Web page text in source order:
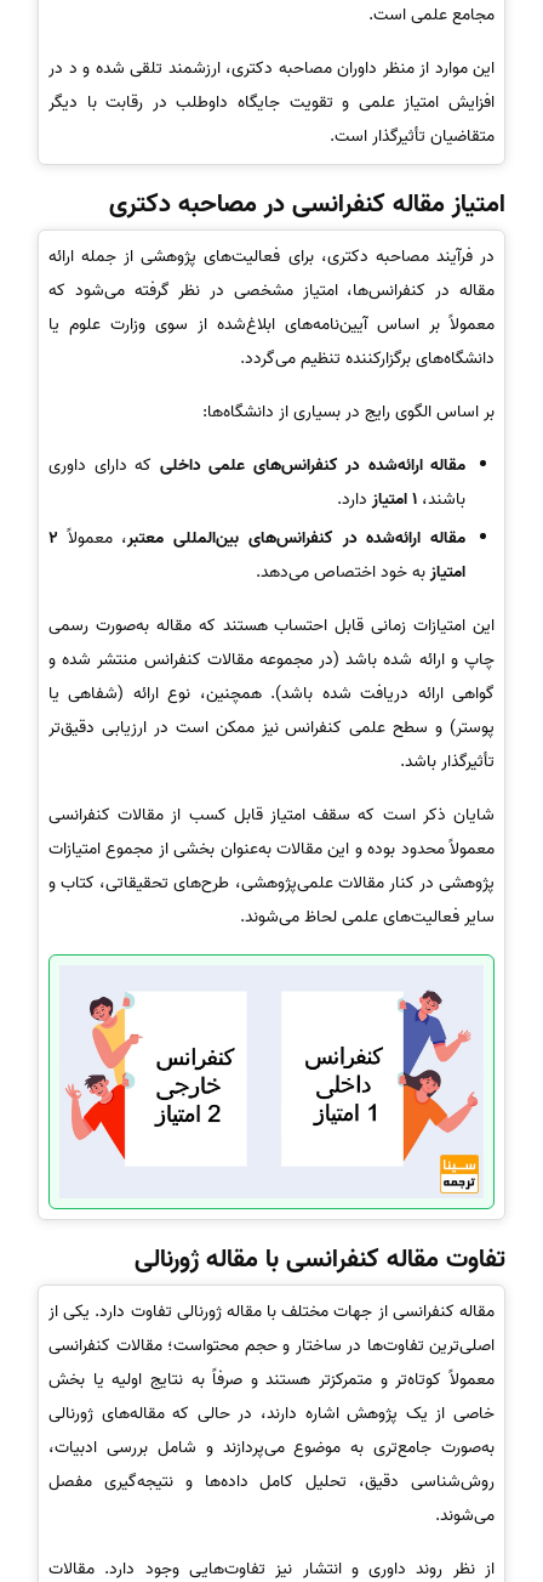
مجامع علمی است.
این موارد از منظر داوران مصاحبه دکتری، ارزشمند تلقی شده و د در
افزایش امتیاز علمی و تقویت جایگاه داوطلب در رقابت با دیگر
متقاضیان تأثیرگذار است.
امتیاز مقاله کنفرانسی در مصاحبه دکتری
در فرآیند مصاحبه دکتری، برای فعالیت‌های پژوهشی از جمله ارائه
مقاله در کنفرانس‌ها، امتیاز مشخصی در نظر گرفته می‌شود که
معمولاً بر اساس آیین‌نامه‌های ابلاغ‌شده از سوی وزارت علوم یا
دانشگاه‌های برگزارکننده تنظیم می‌گردد.
بر اساس الگوی رایج در بسیاری از دانشگاه‌ها:
مقاله ارائه‌شده در کنفرانس‌های علمی داخلی که دارای داوری
باشند، 1 امتیاز
دارد.
مقاله ارائه‌شده در کنفرانس‌های بین‌المللی معتبر، معمولاً 2
امتیازبه خود اختصاص می‌دهد.
این امتیازات زمانی قابل احتساب هستند که مقاله به‌صورت رسمی
چاپ و ارائه شده باشد (در مجموعه مقالات کنفرانس منتشر شده و
گواهی ارائه دریافت شده باشد). همچنین، نوع ارائه (شفاهی یا
پوستر) و سطح علمی کنفرانس نیز ممکن است در ارزیابی دقیق‌تر
تأثیرگذار باشد.
شایان ذکر است که سقف امتیاز قابل کسب از مقالات کنفرانسی
معمولاً محدود بوده و این مقالات به‌عنوان بخشی از مجموع امتیازات
پژوهشی در کنار مقالات علمی‌پژوهشی، طرح‌های تحقیقاتی، کتاب و
سایر فعالیت‌های علمی لحاظ می‌شوند.
تفاوت مقاله کنفرانسی با مقاله ژورنالی
مقاله کنفرانسی از جهات مختلف با مقاله ژورنالی تفاوت دارد. یکی از
اصلی‌ترین تفاوت‌ها در ساختار و حجم محتواست؛ مقالات کنفرانسی
معمولاً کوتاه‌تر و متمرکزتر هستند و صرفاً به نتایج اولیه یا بخش
خاصی از یک پژوهش اشاره دارند، در حالی که مقاله‌های ژورنالی
به‌صورت جامع‌تری به موضوع می‌پردازند و شامل بررسی ادبیات،
روش‌شناسی دقیق، تحلیل کامل داده‌ها و نتیجه‌گیری مفصل
می‌شوند.
از نظر روند داوری و انتشار نیز تفاوت‌هایی وجود دارد. مقالات